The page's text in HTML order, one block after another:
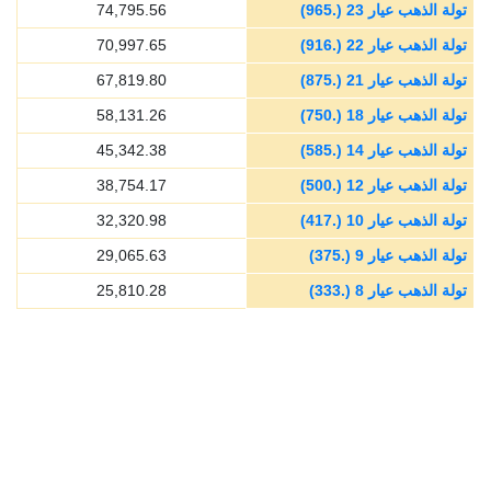
تولة الذهب عيار 23 (.965)
74,795.56
تولة الذهب عيار 22 (.916)
70,997.65
تولة الذهب عيار 21 (.875)
67,819.80
تولة الذهب عيار 18 (.750)
58,131.26
تولة الذهب عيار 14 (.585)
45,342.38
تولة الذهب عيار 12 (.500)
38,754.17
تولة الذهب عيار 10 (.417)
32,320.98
تولة الذهب عيار 9 (.375)
29,065.63
تولة الذهب عيار 8 (.333)
25,810.28